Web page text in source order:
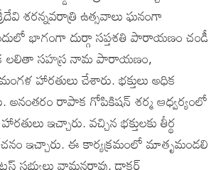
శరన్నవరాత్రి ఉత్సవాలు ఘనంగా
భాగంగా దుర్గా సప్తశతి పారాయణం చండీ
సహస్ర నామ పారాయణం,
హారతులు చేశారు. భక్తులు అధిక
అనంతరం రాపాక గోపికిషన్ శర్మ ఆధ్వర్యంలో
ఇచ్చారు. వచ్చిన భక్తులకు తీర్థ
ఇచ్చారు. ఈ కార్యక్రమంలో మాతృమండలి
సభ్యులు వామనరావు, డాక్టర్